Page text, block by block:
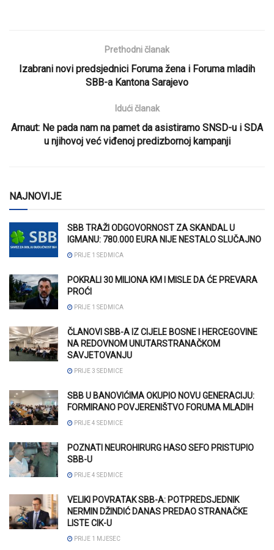
Prethodni članak
Izabrani novi predsjednici Foruma žena i Foruma mladih
SBB-a Kantona Sarajevo
Idući članak
Arnaut: Ne pada nam na pamet da asistiramo SNSD-u i SDA
u njihovoj već viđenoj predizbornoj kampanji
NAJNOVIJE
SBB TRAŽI ODGOVORNOST ZA SKANDAL U
IGMANU: 780.000 EURA NIJE NESTALO SLUČAJNO
PRIJE 1 SEDMICA
POKRALI 30 MILIONA KM I MISLE DA ĆE PREVARA
PROĆI
PRIJE 1 SEDMICA
ČLANOVI SBB-A IZ CIJELE BOSNE I HERCEGOVINE
NA REDOVNOM UNUTARSTRANAČKOM
SAVJETOVANJU
PRIJE 3 SEDMICE
SBB U BANOVIĆIMA OKUPIO NOVU GENERACIJU:
FORMIRANO POVJERENIŠTVO FORUMA MLADIH
PRIJE 4 SEDMICE
POZNATI NEUROHIRURG HASO SEFO PRISTUPIO
SBB-U
PRIJE 4 SEDMICE
VELIKI POVRATAK SBB-A: POTPREDSJEDNIK
NERMIN DŽINDIĆ DANAS PREDAO STRANAČKE
LISTE CIK-U
PRIJE 1 MJESEC